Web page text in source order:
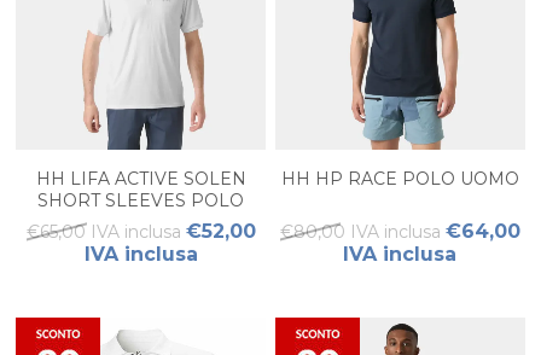
HH LIFA ACTIVE SOLEN
SHORT SLEEVES POLO
UOMO
€65,00 IVA inclusa €52,00
IVA inclusa
HH HP RACE POLO UOMO
€80,00 IVA inclusa €64,00
IVA inclusa